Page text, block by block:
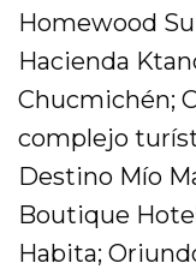
Homewood
Hacienda
Chucmichén;
complejo
Destino Mío
Boutique
Habita;